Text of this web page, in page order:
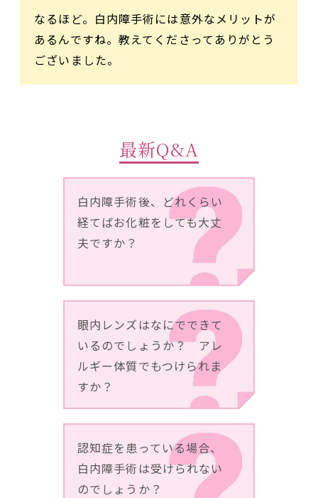
なるほど。白内障手術には意外なメリットが
あるんですね。教えてくださってありがとう
ございました。
最新Q&A
白内障手術後、どれくらい
経てばお化粧をしても大丈
夫ですか？
眼内レンズはなにでできて
いるのでしょうか？ アレ
ルギー体質でもつけられま
すか？
認知症を患っている場合、
白内障手術は受けられない
のでしょうか？